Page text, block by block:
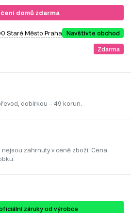
domů zdarma
Staré Město Praha Navštivte obchod
Zdarma
dobírkou – 49 korun.
zahrnuty v ceně zboží. Cena
záruky od výrobce